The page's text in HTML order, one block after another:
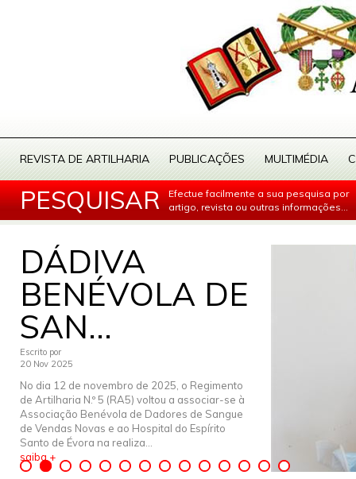
REVISTA DE ARTILHARIA PUBLICAÇÕES MULTIMÉDIA
PESQUISAR
Efectue facilmente a sua pesquisa por
artigo, revista ou outras informações...
DÁDIVA
BENÉVOLA DE
SAN...
Escrito por
20 Nov 2025
No dia 12 de novembro de 2025, o Regimento
de Artilharia N.º 5 (RA5) voltou a associar-se à
Associação Benévola de Dadores de Sangue
de Vendas Novas e ao Hospital do Espírito
Santo de Évora na realiza...
saiba +